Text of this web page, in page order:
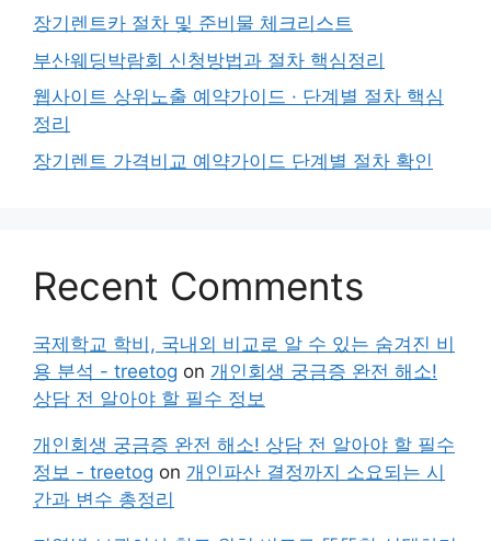
장기렌트카 절차 및 준비물 체크리스트
부산웨딩박람회 신청방법과 절차 핵심정리
웹사이트 상위노출 예약가이드 · 단계별 절차 핵심
정리
장기렌트 가격비교 예약가이드 단계별 절차 확인
Recent Comments
국제학교 학비, 국내외 비교로 알 수 있는 숨겨진 비
용 분석 - treetog on 개인회생 궁금증 완전 해소!
상담 전 알아야 할 필수 정보
개인회생 궁금증 완전 해소! 상담 전 알아야 할 필수
정보 - treetog on 개인파산 결정까지 소요되는 시
간과 변수 총정리